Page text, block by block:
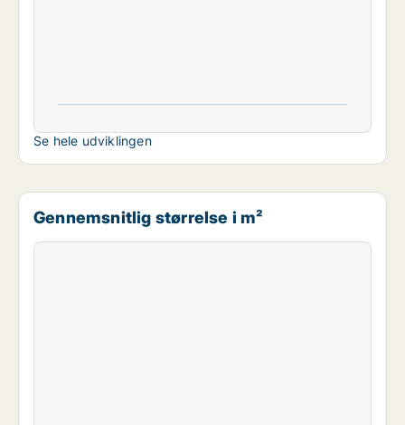
Se hele udviklingen
Gennemsnitlig størrelse i m²